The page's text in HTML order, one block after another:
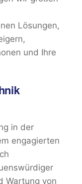
Lösungen,
und Ihre
in der
engagierten
Wartung von